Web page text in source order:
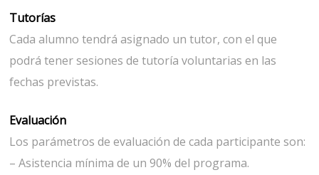
Tutorías
Cada alumno tendrá asignado un tutor, con el que
podrá tener sesiones de tutoría voluntarias en las
fechas previstas.
Evaluación
Los parámetros de evaluación de cada participante son:
– Asistencia mínima de un 90% del programa.